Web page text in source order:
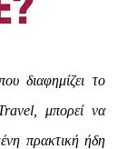
διαφημίζει το
μπορεί να
πρακτική ήδη